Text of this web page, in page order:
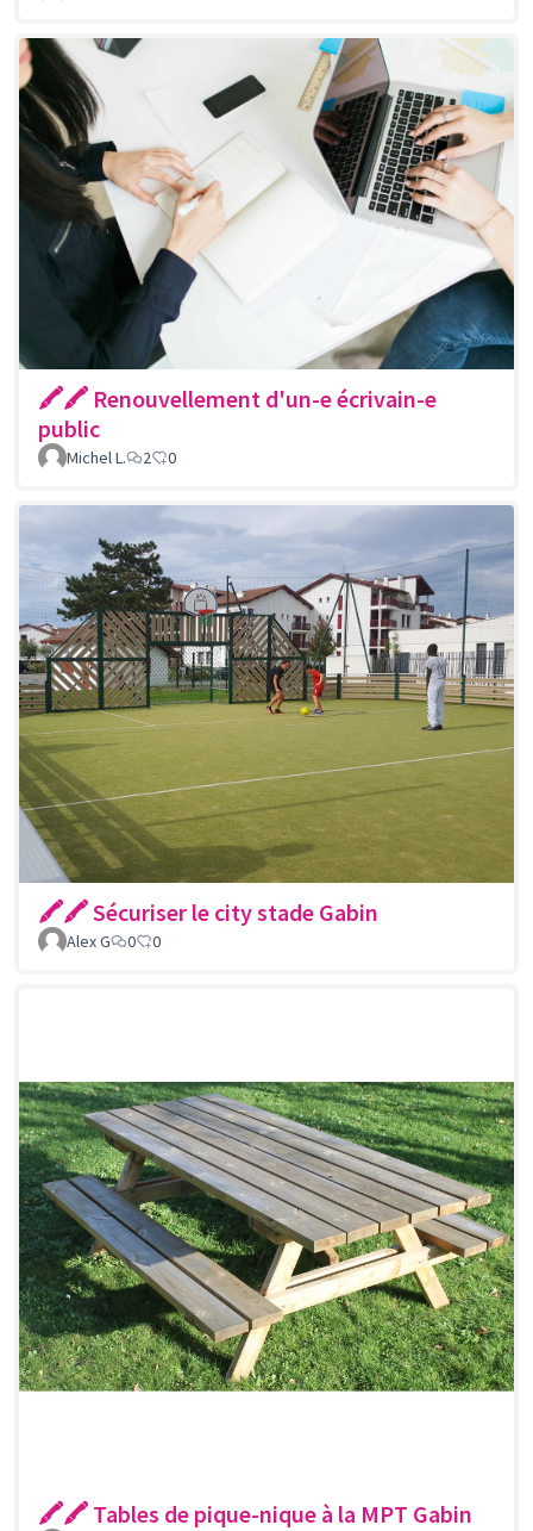
🖍🖍 Renouvellement d'un-e écrivain-e
public
Michel L. 2 0
🖍🖍 Sécuriser le city stade Gabin
Alex G 0 0
🖍🖍 Tables de pique-nique à la MPT Gabin